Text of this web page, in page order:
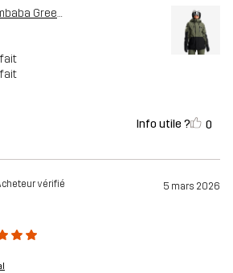
Kambaba Green/Black
Info utile ? 0
vérifié 5 mars 2026